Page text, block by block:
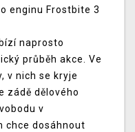
enginu Frostbite 3
naprosto
průběh akce. Ve
v nich se kryje
zádě dělového
v
chce dosáhnout